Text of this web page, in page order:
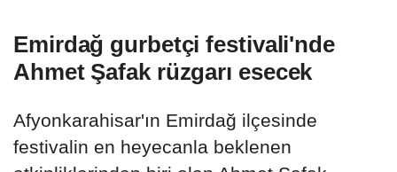
Emirdağ gurbetçi festivali'nde
Ahmet Şafak rüzgarı esecek
Afyonkarahisar'ın Emirdağ ilçesinde
festivalin en heyecanla beklenen